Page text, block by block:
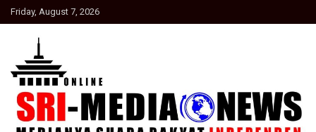
Skip
to
Friday, August 7, 2026